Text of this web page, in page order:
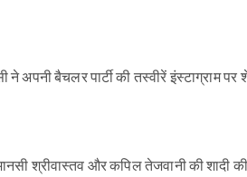
ने अपनी बैचलर पार्टी की तस्वीरें इंस्टाग्राम पर
श्रीवास्तव और कपिल तेजवानी की शादी